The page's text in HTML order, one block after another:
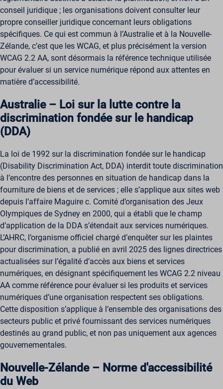
conseil juridique ; les organisations doivent consulter leur
propre conseiller juridique concernant leurs obligations
spécifiques. Ce qui est commun à l’Australie et à la Nouvelle-
Zélande, c’est que les WCAG, et plus précisément la version
WCAG 2.2 AA, sont désormais la référence technique utilisée
pour évaluer si un service numérique répond aux attentes en
matière d’accessibilité.
Australie – Loi sur la lutte contre la
discrimination fondée sur le handicap
(DDA)
La loi de 1992 sur la discrimination fondée sur le handicap
(Disability Discrimination Act, DDA) interdit toute discrimination
à l’encontre des personnes en situation de handicap dans la
fourniture de biens et de services ; elle s’applique aux sites web
depuis l’affaire Maguire c. Comité d’organisation des Jeux
Olympiques de Sydney en 2000, qui a établi que le champ
d’application de la DDA s’étendait aux services numériques.
L’AHRC, l’organisme officiel chargé d’enquêter sur les plaintes
pour discrimination, a publié en avril 2025 des lignes directrices
actualisées sur l’égalité d’accès aux biens et services
numériques, en désignant spécifiquement les WCAG 2.2 niveau
AA comme référence pour évaluer si les produits et services
numériques d’une organisation respectent ses obligations.
Cette disposition s’applique à l’ensemble des organisations des
secteurs public et privé fournissant des services numériques
destinés au grand public, et non pas uniquement aux agences
gouvernementales.
Nouvelle-Zélande – Norme d'accessibilité
du Web
scrly_token
wordpress_*
wordpress_logged_in_*
wp-postpass_*
wp-settings-*
wp-settings-time-*
wpe-auth
mhcookie
_ga
_ga_*
_hp2_id.*
_pk_id*
_pk_ref*
mp_*_mixpanel
scrly_log_1
wordpressuser_16bb27147dd11b86705fc051b945e04b
Marketing
Les services de marketing sont utilisés par des annonceurs ou des
éditeurs tiers pour diffuser des publicités personnalisées. Pour ce
faire, ils suivent les visiteurs sur plusieurs sites web.
Afficher les détails
_cs_id
Autres services
Cette catégorie regroupe tous les cookies, domaines et services
n'ont pas été explicitement classés.
Afficher les détails
_dd_s
amp_*
cbLDBex
ext_name
fs_uid
NFWSESSID
ssm_au_c
wordpresspass_16bb27147dd11b86705fc051b945e04b
ws_form_*_hash